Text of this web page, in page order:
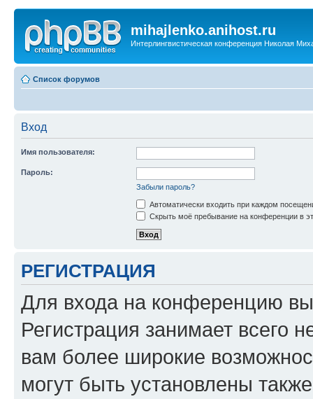
mihajlenko.anihost.ru
Интерлингвистическая конференция Николая
Список форумов
Вход
Имя пользователя:
Пароль:
Забыли пароль?
Автоматически входить при каждом
Скрыть моё пребывание на конференции в
РЕГИСТРАЦИЯ
Для входа на конференцию
Регистрация занимает всего
вам более широкие
могут быть установлены